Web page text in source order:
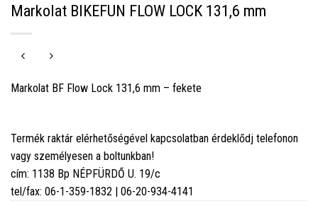
Markolat BIKEFUN FLOW LOCK 131,6 mm
Markolat BF Flow Lock 131,6 mm – fekete
Termék raktár elérhetőségével kapcsolatban érdeklődj telefonon
vagy személyesen a boltunkban!
cím: 1138 Bp NÉPFÜRDŐ U. 19/c
tel/fax: 06-1-359-1832 | 06-20-934-4141